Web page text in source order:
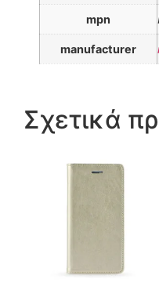
mpn
manufacturer
Σχετικά